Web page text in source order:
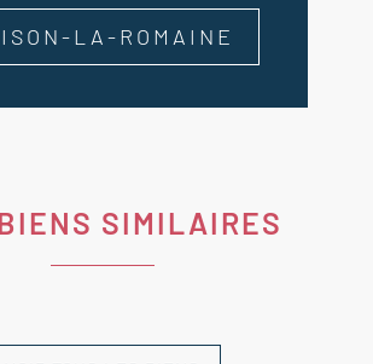
LA-ROMAINE
SIMILAIRES